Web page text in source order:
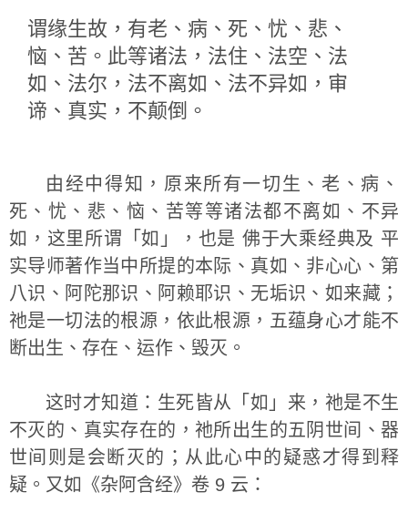
谓缘生故，有老、病、死、忧、悲、
恼、苦。此等诸法，法住、法空、法
如、法尔，法不离如、法不异如，审
谛、真实，不颠倒。
由经中得知，原来所有一切生、老、病、
死、忧、悲、恼、苦等等诸法都不离如、不异
如，这里所谓「如」，也是 佛于大乘经典及 平
实导师著作当中所提的本际、真如、非心心、第
八识、阿陀那识、阿赖耶识、无垢识、如来藏；
祂是一切法的根源，依此根源，五蕴身心才能不
断出生、存在、运作、毁灭。
这时才知道：生死皆从「如」来，祂是不生
不灭的、真实存在的，祂所出生的五阴世间、器
世间则是会断灭的；从此心中的疑惑才得到释
疑。又如《杂阿含经》卷 9 云：